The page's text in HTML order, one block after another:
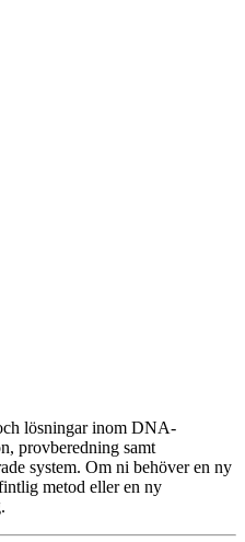
lösningar inom DNA-
provberedning samt
system. Om ni behöver en ny
metod eller en ny